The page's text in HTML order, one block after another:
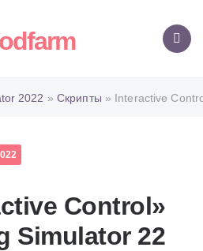
2022 » Скрипты » Interactive
Control»
Simulator 22